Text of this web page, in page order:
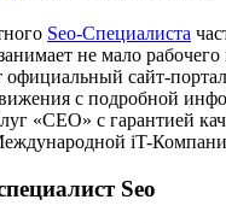
Seo-Специалиста
не мало
официальный сайт-
с подробной
«СЕО» с гарантией
iT-
Seo